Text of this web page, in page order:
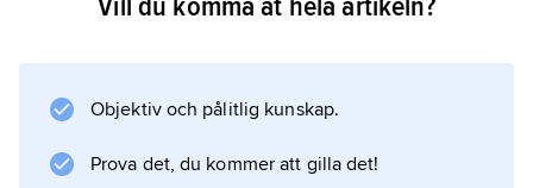
Staaff de tongivande inom Verdandikretsen,
kritikerns, och mest uppmärksammad blev
Stockholms Dagblad och Dagens Nyheter.
Objektiv och pålitlig kunskap.
Prova det, du kommer att gilla det!